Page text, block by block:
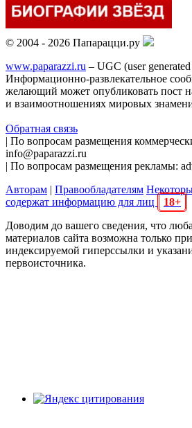
© 2004 - 2026 Папарацци.ру
www.paparazzi.ru – UGC (user
Информационно-развлекательное
желающий может опубликовать пост
и взаимоотношениях мировых
Обратная связь
| По вопросам размещения
info@paparazzi.ru
| По вопросам размещения рекламы:
Авторам | Правообладателям
содержат информацию для лиц
18+
Доводим до вашего сведения, что
материалов сайта возможна только
индексируемой гиперссылки и
первоисточника.